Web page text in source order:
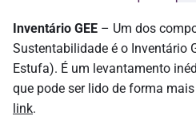
Inventário GEE – Um dos
Sustentabilidade é o Inventário
Estufa). É um levantamento
que pode ser lido de forma
link.